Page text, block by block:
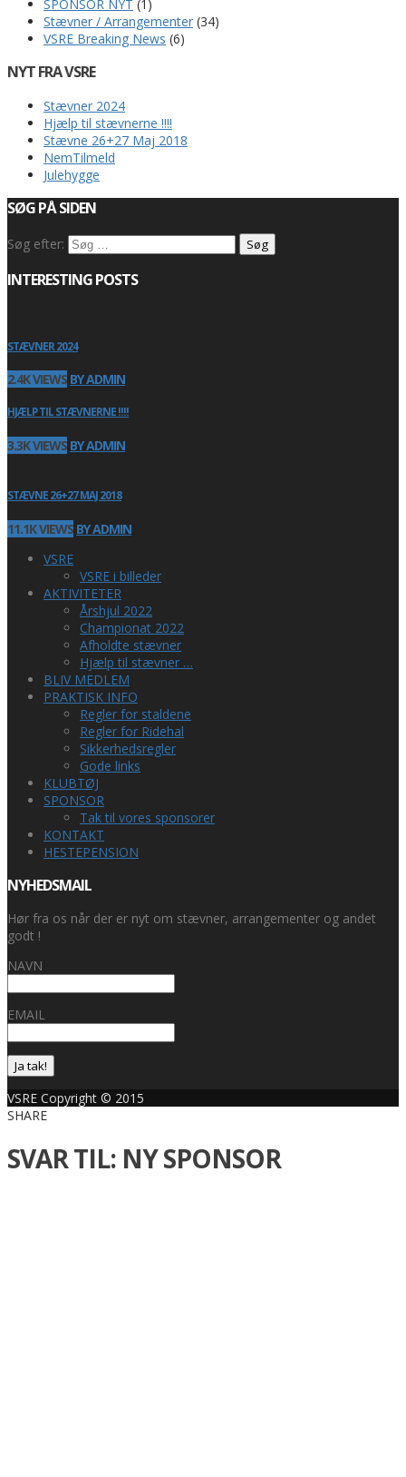
SPONSOR NYT (1)
Stævner / Arrangementer (34)
VSRE Breaking News (6)
NYT FRA VSRE
Stævner 2024
Hjælp til stævnerne !!!!
Stævne 26+27 Maj 2018
NemTilmeld
Julehygge
SØG PÅ SIDEN
Søg efter:
INTERESTING POSTS
STÆVNER 2024
2.4K VIEWS BY ADMIN
HJÆLP TIL STÆVNERNE !!!!
3.3K VIEWS BY ADMIN
STÆVNE 26+27 MAJ 2018
11.1K VIEWS BY ADMIN
VSRE
VSRE i billeder
AKTIVITETER
Årshjul 2022
Championat 2022
Afholdte stævner
Hjælp til stævner …
BLIV MEDLEM
PRAKTISK INFO
Regler for staldene
Regler for Ridehal
Sikkerhedsregler
Gode links
KLUBTØJ
SPONSOR
Tak til vores sponsorer
KONTAKT
HESTEPENSION
NYHEDSMAIL
Hør fra os når der er nyt om stævner, arrangementer og andet
godt !
NAVN
EMAIL
Ja tak!
VSRE Copyright © 2015
SHARE
SVAR TIL: NY SPONSOR